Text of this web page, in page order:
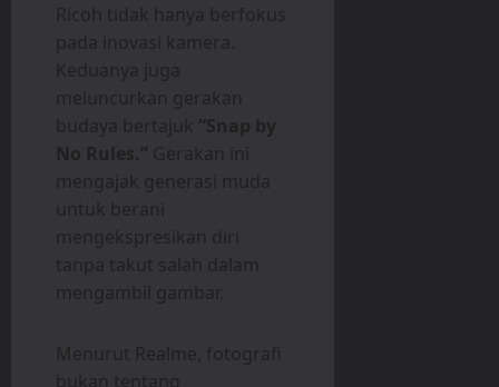
Ricoh tidak hanya berfokus
pada inovasi kamera.
Keduanya juga
meluncurkan gerakan
budaya bertajuk “Snap by
No Rules.” Gerakan ini
mengajak generasi muda
untuk berani
mengekspresikan diri
tanpa takut salah dalam
mengambil gambar.
Menurut Realme, fotografi
bukan tentang